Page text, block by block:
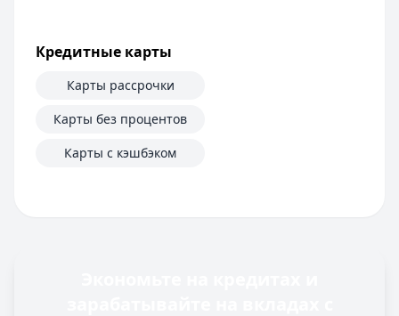
Кредитные карты
Карты рассрочки
Карты без процентов
Карты с кэшбэком